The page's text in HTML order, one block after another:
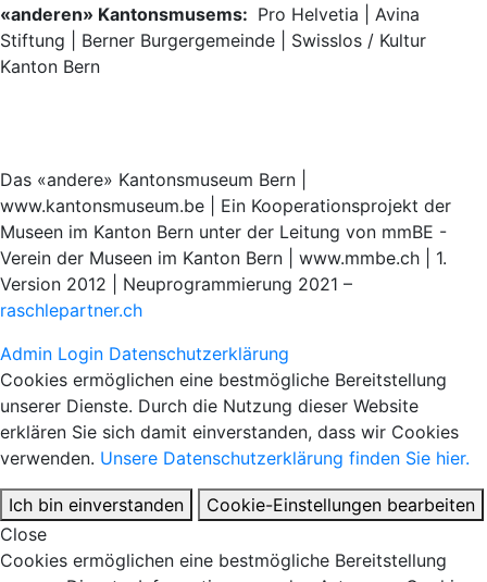
«anderen» Kantonsmusems: Pro Helvetia | Avina
Stiftung | Berner Burgergemeinde | Swisslos / Kultur
Kanton Bern
Das «andere» Kantonsmuseum Bern |
www.kantonsmuseum.be | Ein Kooperationsprojekt der
Museen im Kanton Bern unter der Leitung von mmBE -
Verein der Museen im Kanton Bern | www.mmbe.ch | 1.
Version 2012 | Neuprogrammierung 2021 –
raschlepartner.ch
Admin Login Datenschutzerklärung
Cookies ermöglichen eine bestmögliche Bereitstellung
unserer Dienste. Durch die Nutzung dieser Website
erklären Sie sich damit einverstanden, dass wir Cookies
verwenden. Unsere Datenschutzerklärung finden Sie hier.
Ich bin einverstanden
Cookie-Einstellungen bearbeiten
Close
Cookies ermöglichen eine bestmögliche Bereitstellung